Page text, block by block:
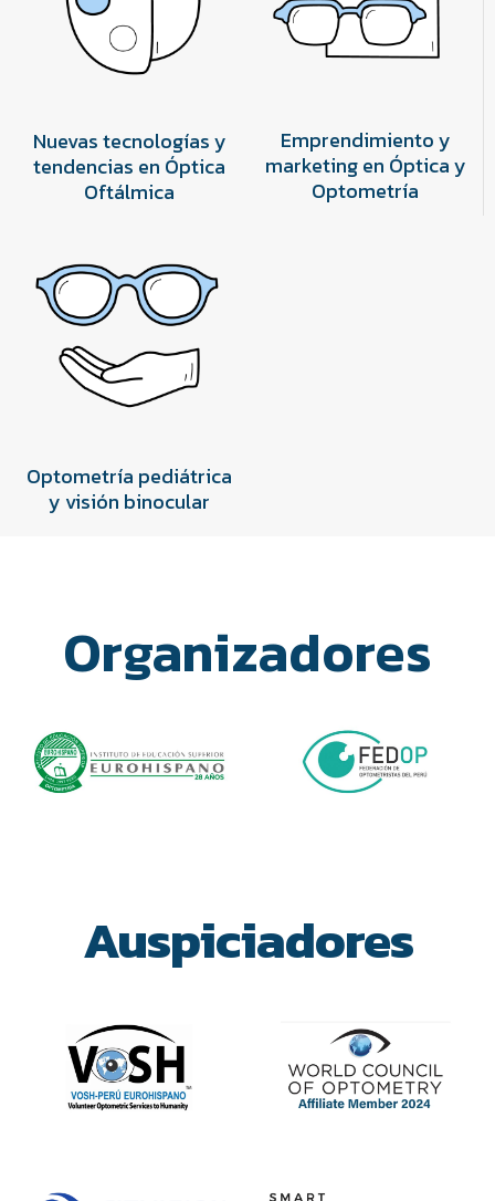
Nuevas tecnologías y
tendencias en Óptica
Oftálmica
Emprendimiento y
marketing en Óptica y
Optometría
Optometría pediátrica
y visión binocular
Organizadores
Auspiciadores